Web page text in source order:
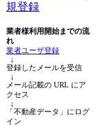
規登録
業者様利用開始までの流
れ
業者ユーザ登録
↓
登録したメールを受信
↓
メール記載の URL にア
クセス
↓
「不動産データ」にログ
イン